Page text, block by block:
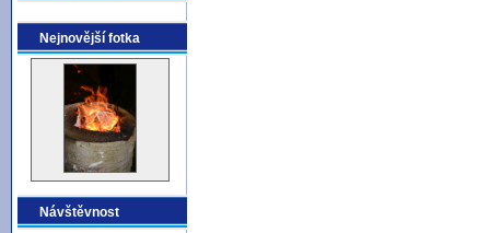
Nejnovější fotka
Návštěvnost